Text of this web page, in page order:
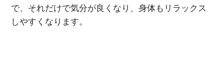
で、それだけで気分が良くなり、身体もリラックス
しやすくなります。